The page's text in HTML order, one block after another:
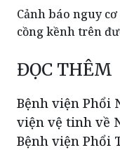
Cảnh báo nguy
cồng kềnh trên
ĐỌC THÊM
Bệnh viện Phổi
viện vệ tinh về
Bệnh viện Phổi